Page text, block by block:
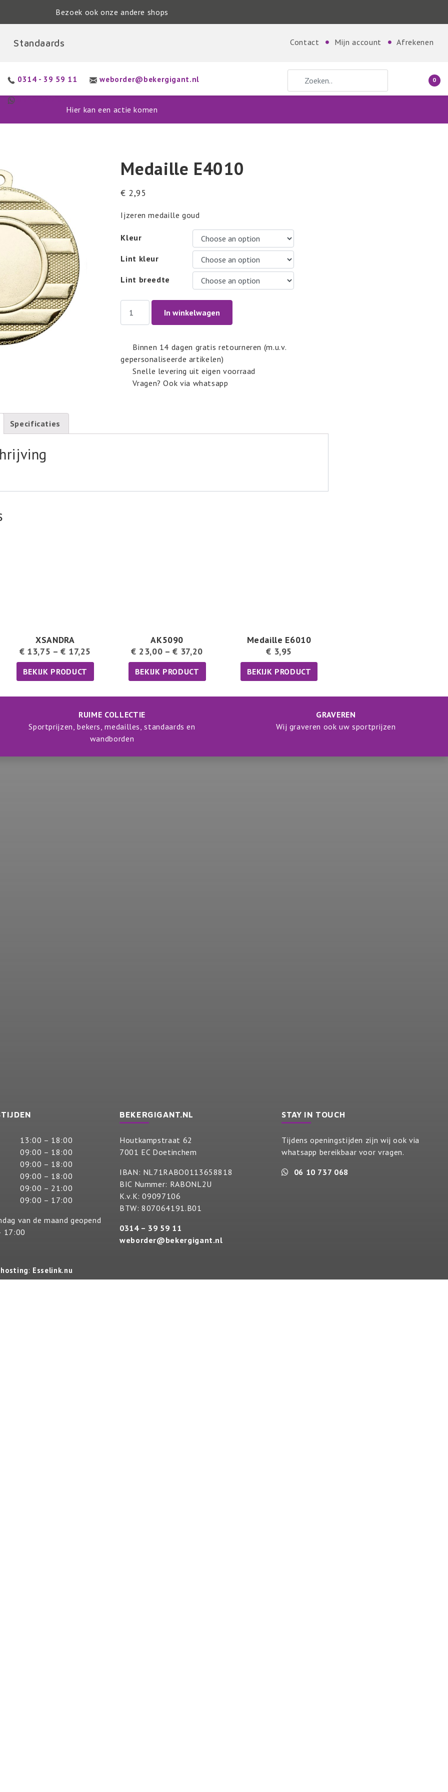
Bezoek ook onze andere shops
Standaards Contact Mijn account Afrekenen
0314 - 39 59 11 weborder@bekergigant.nl
Zoek naar:
0
Hier kan een actie komen
Medaille E4010
€ 2,95
Ijzeren medaille goud
Kleur
Lint kleur
Lint breedte
E4010
In winkelwagen
Binnen 14 dagen gratis retourneren (m.u.v.
gepersonaliseerde artikelen)
Snelle levering uit eigen voorraad
Vragen? Ook via whatsapp
Specificaties
XSANDRA
€ 13,75 –€ 17,25
BEKIJK PRODUCT
AK5090
€ 23,00 –€ 37,20
BEKIJK PRODUCT
Medaille E6010
€ 3,95
BEKIJK PRODUCT
RUIME COLLECTIE
Sportprijzen, bekers, medailles, standaards en
wandborden
GRAVEREN
Wij graveren ook uw sportprijzen
13:00 – 18:00
09:00 – 18:00
09:00 – 18:00
09:00 – 18:00
09:00 – 21:00
09:00 – 17:00
van de maand geopend
17:00
BEKERGIGANT.NL
Houtkampstraat 62
7001 EC Doetinchem
IBAN: NL71RABO0113658818
BIC Nummer: RABONL2U
K.v.K: 09097106
BTW: 807064191.B01
0314 – 39 59 11
weborder@bekergigant.nl
STAY IN TOUCH
Tijdens openingstijden zijn wij ook via
whatsapp bereikbaar voor vragen.
06 10 737 068
: Esselink.nu